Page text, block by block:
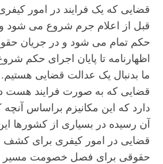
قضایی که یک فرایند در امور
قبل از اعلام جرم شروع می شود و
حکم تمام می شود و در جریان
اظهارنامه تا پایان اجرای حکم
ما بدنبال یک عدالت قضایی
قضایی که به صورت فرایند هست
دارد که این مکانیزم براساس
آن رسیده در بسیاری از کشورها
قضایی در امور کیفری برای کشف
حقوقی برای فصل خصومت مسیر